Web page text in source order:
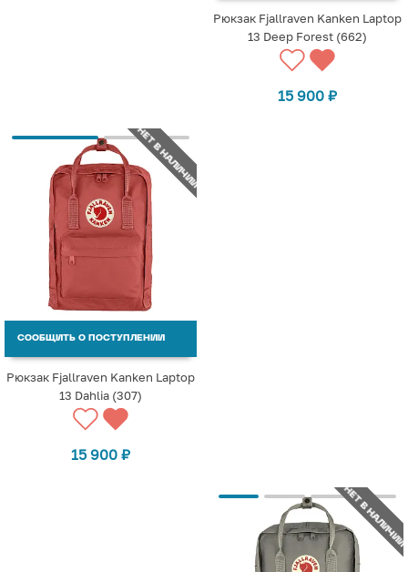
Рюкзак Fjallraven Kanken Laptop
13 Deep Forest (662)
15 900 ₽
НЕТ В НАЛИЧИИ
СООБЩИТЬ О ПОСТУПЛЕНИИ
Рюкзак Fjallraven Kanken Laptop
13 Dahlia (307)
15 900 ₽
НЕТ В НАЛИЧИИ